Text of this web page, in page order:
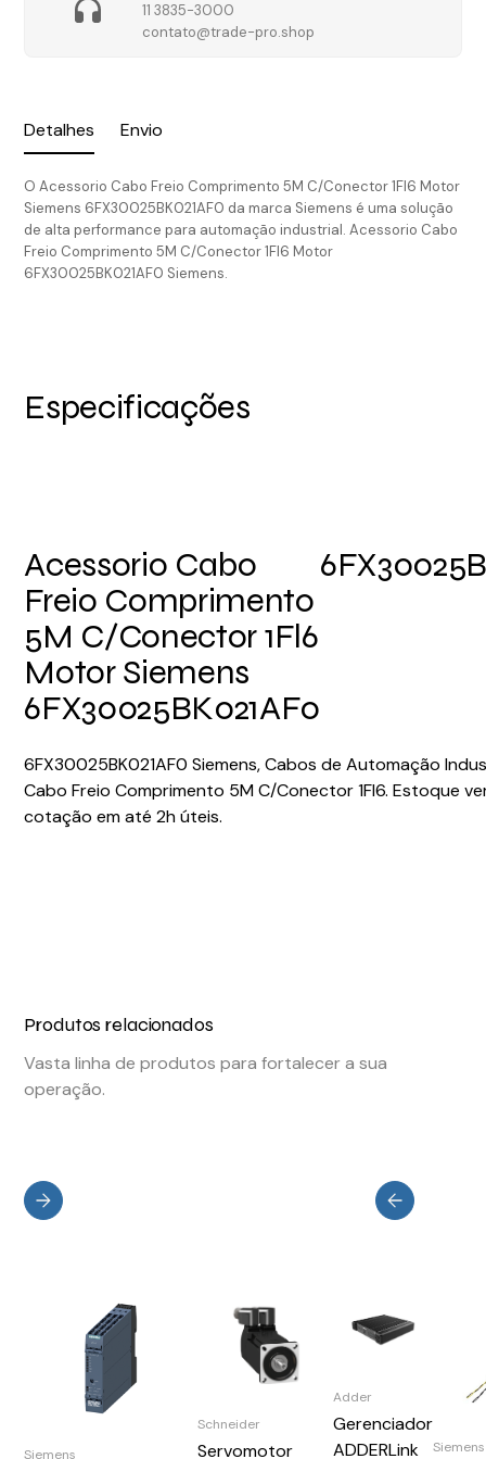
Detalhes Envio
O Acessorio Cabo Freio Comprimento 5M C/Conector 1Fl6 Motor
Siemens 6FX30025BK021AF0 da marca Siemens é uma solução
de alta performance para automação industrial. Acessorio Cabo
Freio Comprimento 5M C/Conector 1Fl6 Motor
6FX30025BK021AF0 Siemens.
11 3835-3000
contato@trade-pro.shop
Especificações
Acessorio Cabo
Freio Comprimento
5M C/Conector 1Fl6
Motor Siemens
6FX30025BK021AF0
6FX30025BK021AF0 Siemens, Cabos de Automação
Cabo Freio Comprimento 5M C/Conector 1Fl6. Estoque
cotação em até 2h úteis.
Produtos relacionados
Vasta linha de produtos para fortalecer a sua
operação.
Siemens
Schneider
Servomotor
Adder
Gerenciador
ADDERLink
Siemens